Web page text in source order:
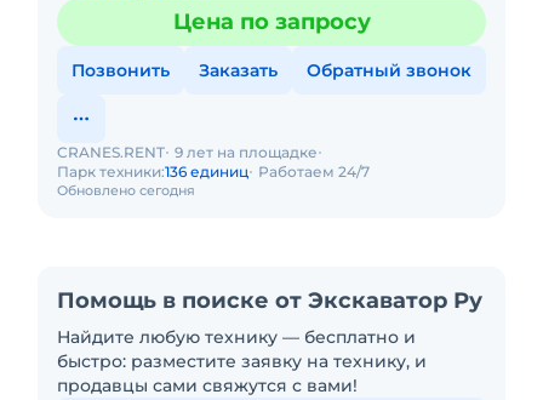
Цена по запросу
Позвонить Заказать Обратный звонок
Обновлено сегодня
CRANES.RENT 9 лет на площадке
Парк техники:136 единиц Работаем 24/7
Помощь в поиске от Экскаватор Ру
Найдите любую технику — бесплатно и
быстро: разместите заявку на технику, и
продавцы сами свяжутся с вами!